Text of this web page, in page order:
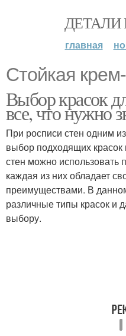
ДЕТАЛИ
главная
Стойкая
Выбор красок
все, что нужно
При росписи стен одним
выбор подходящих
стен можно использовать
каждая из них обладает
преимуществами. В
различные типы красок и
выбору.